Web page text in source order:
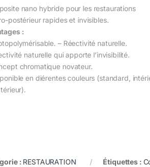
nano hybride pour les restaurations
postérieur rapides et invisibles.
:
– Réectivité naturelle.
naturelle qui apporte l’invisibilité.
chromatique novateur.
en diérentes couleurs (standard,
: RESTAURATION Étiquettes :